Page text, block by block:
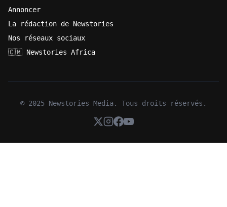
Annoncer
La rédaction de Newstories
Nos réseaux sociaux
🇨🇲 Newstories Africa
© 2025 Newstories Media. Tous droits réservés.